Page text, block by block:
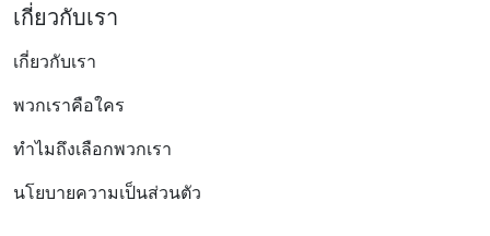
เกี่ยวกับเรา
เกี่ยวกับเรา
พวกเราคือใคร
ทำไมถึงเลือกพวกเรา
นโยบายความเป็นส่วนตัว